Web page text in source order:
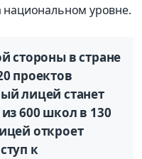
национальном уровне.
стороны в стране
проектов
лицей станет
600 школ в 130
откроет
к